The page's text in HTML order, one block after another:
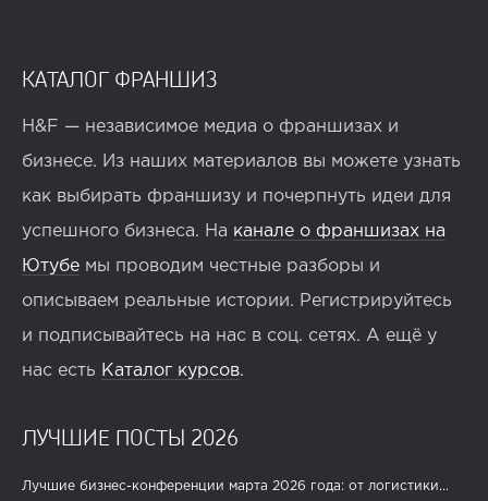
КАТАЛОГ ФРАНШИЗ
H&F — независимое медиа о франшизах и
бизнесе. Из наших материалов вы можете узнать
как выбирать франшизу и почерпнуть идеи для
успешного бизнеса. На канале о франшизах на
Ютубе мы проводим честные разборы и
описываем реальные истории. Регистрируйтесь
и подписывайтесь на нас в соц. сетях. А ещё у
нас есть Каталог курсов.
ЛУЧШИЕ ПОСТЫ 2026
Лучшие бизнес-конференции марта 2026 года: от логистики...